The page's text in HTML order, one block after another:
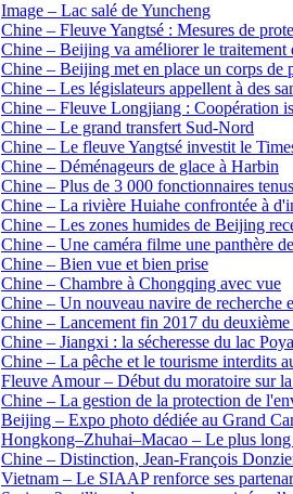
Image – Lac salé de Yuncheng
Chine – Fleuve Yangtsé : Mesures de
Chine – Beijing va améliorer le traitement
Chine – Beijing met en place un corps de
Chine – Les législateurs appellent à des
Chine – Fleuve Longjiang : Coopération
Chine – Le grand transfert Sud-Nord
Chine – Le fleuve Yangtsé investit le
Chine – Déménageurs de glace à Harbin
Chine – Plus de 3 000 fonctionnaires
Chine – La rivière Huiahe confrontée à
Chine – Les zones humides de Beijing
Chine – Une caméra filme une panthère
Chine – Bien vue et bien prise
Chine – Chambre à Chongqing avec vue
Chine – Un nouveau navire de recherche
Chine – Lancement fin 2017 du
Chine – Jiangxi : la sécheresse du lac
Chine – La pêche et le tourisme interdits
Fleuve Amour – Début du moratoire sur
Chine – La gestion de la protection de
Beijing – Expo photo dédiée au Grand
Hongkong–Zhuhai–Macao – Le plus
Chine – Distinction, Jean-François
Vietnam – Le SIAAP renforce ses